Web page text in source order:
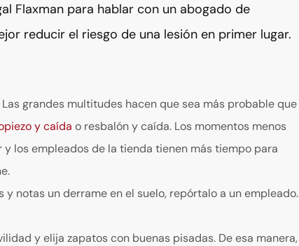
Flaxman para hablar con un abogado de
reducir el riesgo de una lesión en primer lugar.
Las grandes multitudes hacen que sea más probable que
y caída o resbalón y caída. Los momentos menos
los empleados de la tienda tienen más tiempo para
y notas un derrame en el suelo, repórtalo a un empleado.
y elija zapatos con buenas pisadas. De esa manera,